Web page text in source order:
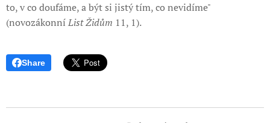
to, v co doufáme, a být si jistý tím, co nevidíme"
(novozákonníList Židům 11, 1).
Share